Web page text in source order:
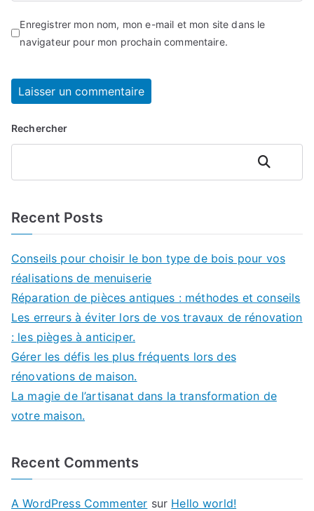
Enregistrer mon nom, mon e-mail et mon site dans le
navigateur pour mon prochain commentaire.
Rechercher
Rechercher
Recent Posts
Conseils pour choisir le bon type de bois pour vos
réalisations de menuiserie
Réparation de pièces antiques : méthodes et conseils
Les erreurs à éviter lors de vos travaux de rénovation
: les pièges à anticiper.
Gérer les défis les plus fréquents lors des
rénovations de maison.
La magie de l’artisanat dans la transformation de
votre maison.
Recent Comments
A WordPress Commenter sur Hello world!